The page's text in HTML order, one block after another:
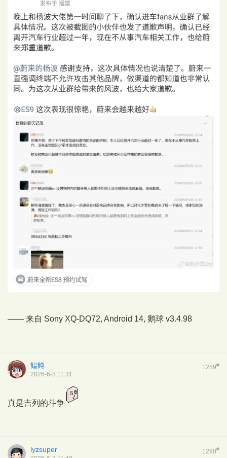
—— 来自 Sony XQ-DQ72, Android 14, 鹅球 v3.4.98
1289#
饂飩
2026-6-3 11:31
真是吉列的斗争
1290#
lyzsuper